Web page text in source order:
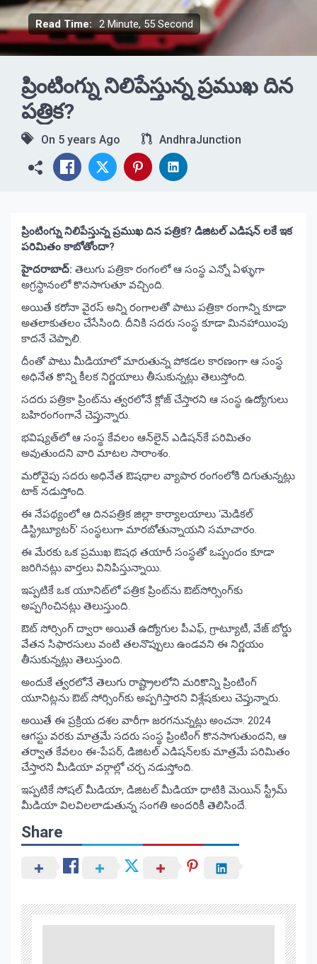
Read Time: 2 Minute, 55 Second
ప్రింటింగ్ను నిలిపేస్తున్న ప్రముఖ దిన
పత్రిక?
On 5 years Ago AndhraJunction
ప్రింటింగ్ను నిలిపేస్తున్న ప్రముఖ దిన పత్రిక? డిజిటల్ ఎడిషన్ లకే ఇక
పరిమితం కాబోతోందా?
హైదరాబాద్: తెలుగు పత్రికా రంగంలో ఆ సంస్థ ఎన్నో ఏళ్ళుగా
అగ్రస్థానంలో కొనసాగుతూ వచ్చింది.
అయితే కరోనా వైరస్ అన్ని రంగాలతో పాటు పత్రికా రంగాన్ని కూడా
అతలాకుతలం చేసేసింది. దీనికి సదరు సంస్థ కూడా మినహాయింపు
కాదనే చెప్పాలి.
దీంతో పాటు మీడియాలో మారుతున్న పోకడల కారణంగా ఆ సంస్థ
అధినేత కొన్ని కీలక నిర్ణయాలు తీసుకున్నట్లు తెలుస్తోంది.
సదరు పత్రికా ప్రింట్‌ను త్వరలోనే క్లోజ్ చేస్తారని ఆ సంస్థ ఉద్యోగులు
బహిరంగంగానే చెప్తున్నారు.
భవిష్యత్‌లో ఆ సంస్థ కేవలం ఆన్‌లైన్ ఎడిషన్‌కే పరిమితం
అవుతుందని వారి మాటల సారాంశం.
మరోవైపు సదరు అధినేత ఔషధాల వ్యాపార రంగంలోకి దిగుతున్నట్లు
టాక్ నడుస్తోంది.
ఈ నేపథ్యంలో ఆ దినపత్రిక జిల్లా కార్యాలయాలు ‘మెడికల్
డిస్ట్రిబ్యూటర్’ సంస్థలుగా మారబోతున్నాయని సమాచారం.
ఈ మేరకు ఒక ప్రముఖ ఔషధ తయారీ సంస్థతో ఒప్పందం కూడా
జరిగినట్లు వార్తలు వినిపిస్తున్నాయి.
ఇప్పటికే ఒక యూనిట్‌లో పత్రిక ప్రింట్‌ను ఔట్‌సోర్సింగ్‌కు
అప్పగించినట్లు తెలుస్తుంది.
ఔట్ సోర్సింగ్ ద్వారా అయితే ఉద్యోగుల పీఎఫ్, గ్రాట్యూటీ, వేజ్ బోర్డు
వేతన సిఫారసులు వంటి తలనొప్పులు ఉండవని ఈ నిర్ణయం
తీసుకున్నట్లు తెలుస్తుంది.
అందుకే త్వరలోనే తెలుగు రాష్ట్రాలలోని మరికొన్ని ప్రింటింగ్
యూనిట్లను ఔట్ సోర్సింగ్‌కు అప్పగిస్తారని విశ్లేషకులు చెప్తున్నారు.
అయితే ఈ ప్రక్రియ దశల వారీగా జరగనున్నట్లు అంచనా. 2024
ఆగస్టు వరకు మాత్రమే సదరు సంస్థ ప్రింటింగ్ కొనసాగుతుందని, ఆ
తర్వాత కేవలం ఈ-పేపర్, డిజిటల్ ఎడిషన్‌లకు మాత్రమే పరిమితం
చేస్తారని మీడియా వర్గాల్లో చర్చ నడుస్తోంది.
ఇప్పటికే సోషల్ మీడియా, డిజిటల్ మీడియా ధాటికి మెయిన్ స్ట్రీమ్
మీడియా విలవిలలాడుతున్న సంగతి అందరికీ తెలిసిందే.
Share